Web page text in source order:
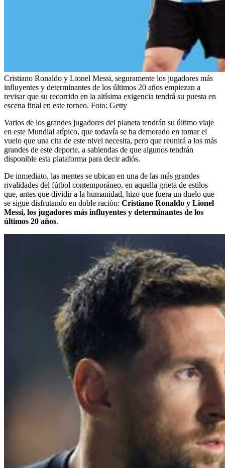
Cristiano Ronaldo y Lionel Messi, seguramente los jugadores más
influyentes y determinantes de los últimos 20 años empiezan a
revisar que su recorrido en la altísima exigencia tendrá su puesta en
escena final en este torneo. Foto: Getty
Varios de los grandes jugadores del planeta tendrán su último viaje
en este Mundial atípico, que todavía se ha demorado en tomar el
vuelo que una cita de este nivel necesita, pero que reunirá a los más
grandes de este deporte, a sabiendas de que algunos tendrán
disponible esta plataforma para decir adiós.
De inmediato, las mentes se ubican en una de las más grandes
rivalidades del fútbol contemporáneo, en aquella grieta de estilos
que, antes que dividir a la humanidad, hizo que fuera un duelo que
se sigue disfrutando en doble ración: Cristiano Ronaldo y Lionel
Messi, los jugadores más influyentes y determinantes de los
últimos 20 años.